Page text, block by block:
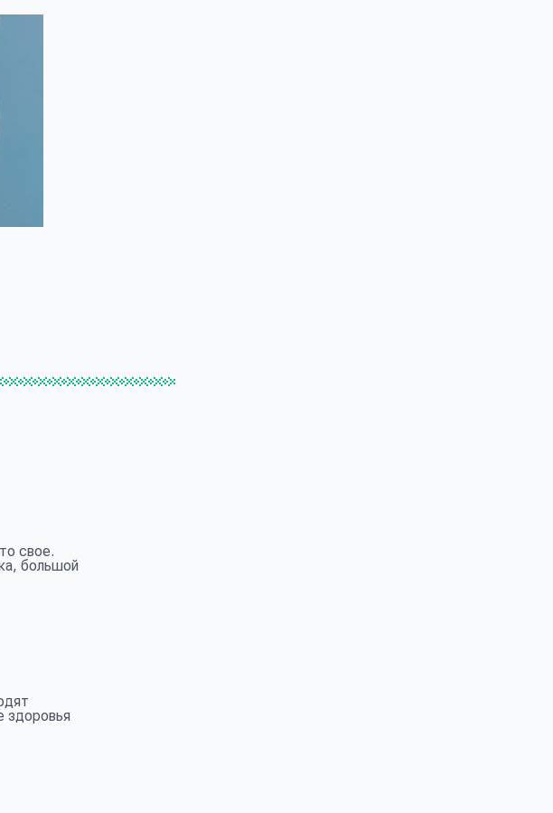
свое.
большой
здоровья